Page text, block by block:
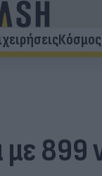
Κόσμος
με